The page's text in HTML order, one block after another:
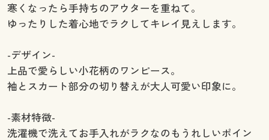
寒くなったら手持ちのアウターを重ねて。
ゆったりした着心地でラクしてキレイ見えします。
-デザイン-
上品で愛らしい小花柄のワンピース。
袖とスカート部分の切り替えが大人可愛い印象に。
-素材特徴-
洗濯機で洗えてお手入れがラクなのもうれしいポイン